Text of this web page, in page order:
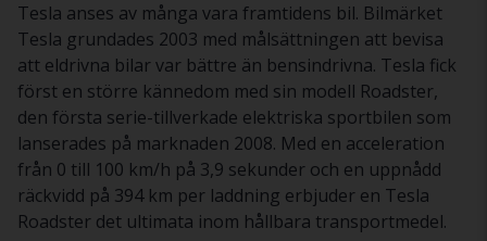
Tesla anses av många vara framtidens bil. Bilmärket
Tesla grundades 2003 med målsättningen att bevisa
att eldrivna bilar var bättre än bensindrivna. Tesla fick
först en större kännedom med sin modell Roadster,
den första serie-tillverkade elektriska sportbilen som
lanserades på marknaden 2008. Med en acceleration
från 0 till 100 km/h på 3,9 sekunder och en uppnådd
räckvidd på 394 km per laddning erbjuder en Tesla
Roadster det ultimata inom hållbara transportmedel.